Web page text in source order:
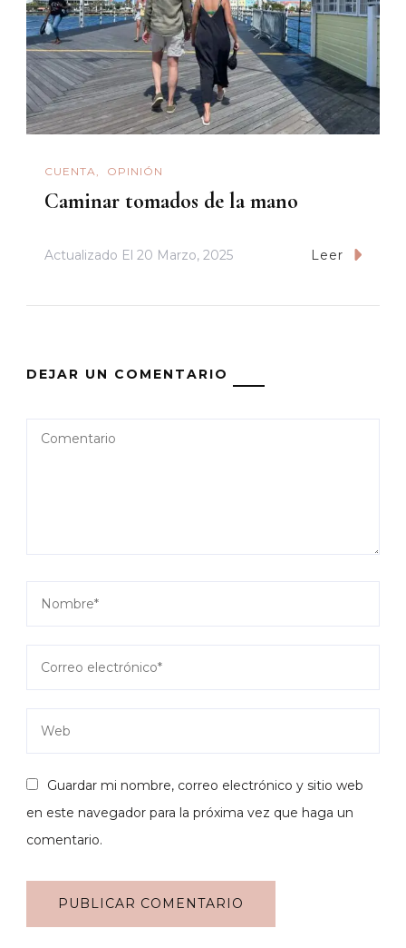
CUENTA OPINIÓN
Caminar tomados de la mano
Actualizado El 20 Marzo, 2025 Leer
DEJAR UN COMENTARIO
Guardar mi nombre, correo electrónico y sitio web
en este navegador para la próxima vez que haga un
comentario.